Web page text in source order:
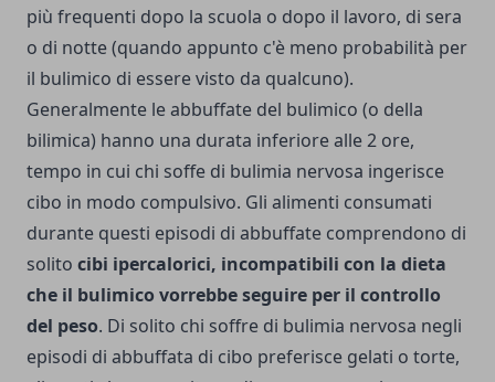
più frequenti dopo la scuola o dopo il lavoro, di sera
o di notte (quando appunto c'è meno probabilità per
il bulimico di essere visto da qualcuno).
Generalmente le abbuffate del bulimico (o della
bilimica) hanno una durata inferiore alle 2 ore,
tempo in cui chi soffe di bulimia nervosa ingerisce
cibo in modo compulsivo. Gli alimenti consumati
durante questi episodi di abbuffate comprendono di
solito cibi ipercalorici, incompatibili con la dieta
che il bulimico vorrebbe seguire per il controllo
del peso. Di solito chi soffre di bulimia nervosa negli
episodi di abbuffata di cibo preferisce gelati o torte,